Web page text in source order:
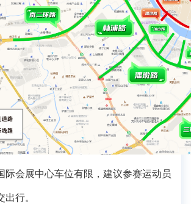
际会展中心车位有限，建议参赛运动员
行。